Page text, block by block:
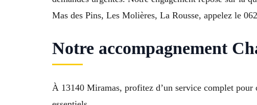
Mas des Pins, Les Molières, La Rousse, appelez le
Notre accompagnement
À 13140 Miramas, profitez d’un service complet pour